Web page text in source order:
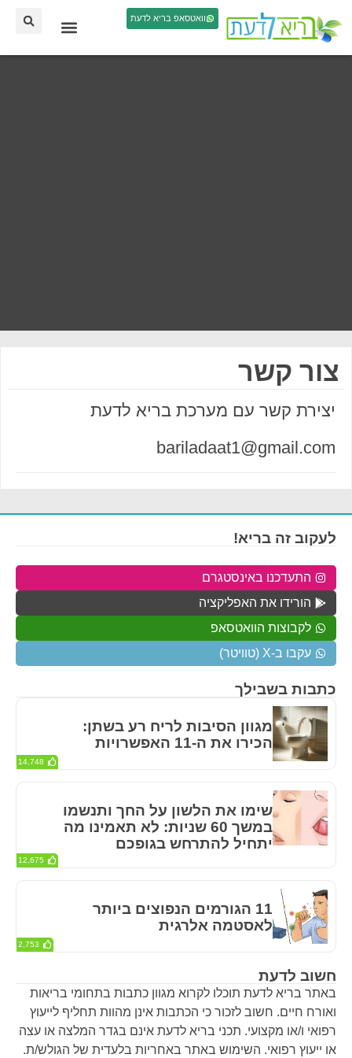
וואטסאפ בריא לדעת
צור קשר
יצירת קשר עם מערכת בריא לדעת
bariladaat1@gmail.com
חשוב לדעת
באתר בריא לדעת תוכלו לקרוא מגוון כתבות בתחומי בריאות
ואורח חיים. חשוב לזכור כי הכתבות אינן מהוות תחליף לייעוץ
רפואי ו/או מקצועי. תכני בריא לדעת אינם בגדר המלצה או עצה
או ייעוץ רפואי. השימוש באתר באחריות בלעדית של הגולש/ת.
כתבות בשבילך
מגוון הסיבות לריח רע בשתן:
הכירו את ה-11 האפשרויות
14,748
שימו את הלשון על החך ותנשמו
במשך 60 שניות: לא תאמינו מה
יתחיל להתרחש בגופכם
12,675
11 הגורמים הנפוצים ביותר
לאסטמה אלרגית
2,753
לעקוב זה בריא!
התעדכנו באינסטגרם
הורידו את האפליקציה
לקבוצות הוואטסאפ
עקבו ב-X (טוויטר)